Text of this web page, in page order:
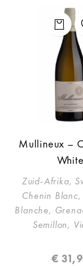
Mullineux –
White
Zuid-Afrika,
Chenin
Blanche,
Semillon,
€